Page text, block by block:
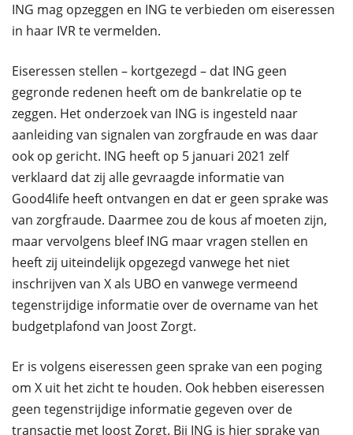
ING mag opzeggen en ING te verbieden om eiseressen
in haar IVR te vermelden.
Eiseressen stellen – kortgezegd – dat ING geen
gegronde redenen heeft om de bankrelatie op te
zeggen. Het onderzoek van ING is ingesteld naar
aanleiding van signalen van zorgfraude en was daar
ook op gericht. ING heeft op 5 januari 2021 zelf
verklaard dat zij alle gevraagde informatie van
Good4life heeft ontvangen en dat er geen sprake was
van zorgfraude. Daarmee zou de kous af moeten zijn,
maar vervolgens bleef ING maar vragen stellen en
heeft zij uiteindelijk opgezegd vanwege het niet
inschrijven van X als UBO en vanwege vermeend
tegenstrijdige informatie over de overname van het
budgetplafond van Joost Zorgt.
Er is volgens eiseressen geen sprake van een poging
om X uit het zicht te houden. Ook hebben eiseressen
geen tegenstrijdige informatie gegeven over de
transactie met Joost Zorgt. Bij ING is hier sprake van